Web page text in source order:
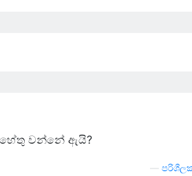
හේතු වන්නේ ඇයි?
පරිශීලක